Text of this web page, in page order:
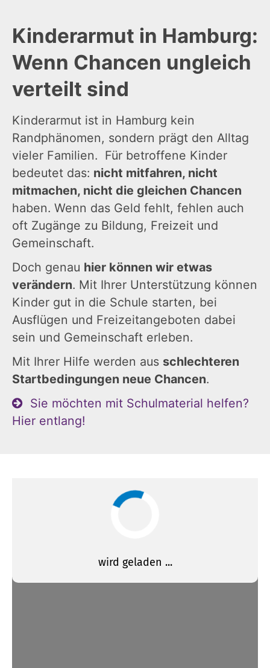
Kinderarmut in Hamburg:
Wenn Chancen ungleich
verteilt sind
Kinderarmut ist in Hamburg kein
Randphänomen, sondern prägt den Alltag
vieler Familien. Für betroffene Kinder
bedeutet das: nicht mitfahren, nicht
mitmachen, nicht die gleichen Chancen
haben. Wenn das Geld fehlt, fehlen auch
oft Zugänge zu Bildung, Freizeit und
Gemeinschaft.
Doch genau hier können wir etwas
verändern. Mit Ihrer Unterstützung können
Kinder gut in die Schule starten, bei
Ausflügen und Freizeitangeboten dabei
sein und Gemeinschaft erleben.
Mit Ihrer Hilfe werden aus schlechteren
Startbedingungen neue Chancen.
Sie möchten mit Schulmaterial helfen?
Hier entlang!